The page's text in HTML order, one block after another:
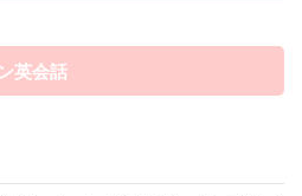
英会話